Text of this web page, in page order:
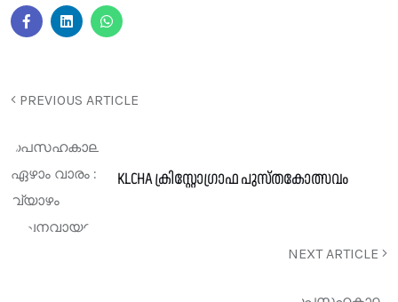
PREVIOUS ARTICLE
KLCHA ക്രിസ്റ്റോഗ്രാഫ പുസ്തകോത്സവം
NEXT ARTICLE